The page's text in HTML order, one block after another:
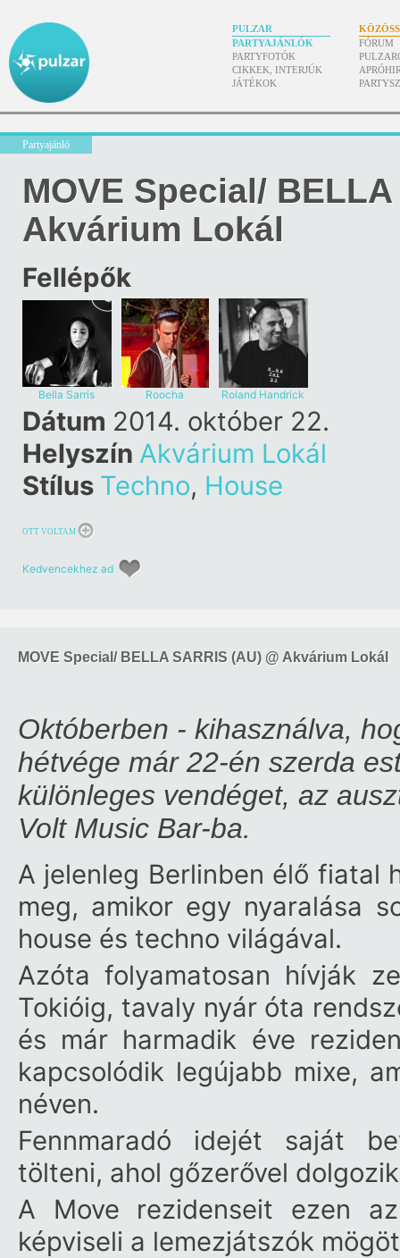
PULZAR
PARTYAJÁNLÓK
PARTYFOTÓK
CIKKEK, INTERJÚK
JÁTÉKOK
FÓRUM
Partyajánló
MOVE Special/
Akvárium Lokál
Fellépők
Bella Sarris Roocha Roland Handrick
Dátum 2014. október 22.
Helyszín Akvárium Lokál
Stílus Techno, House
OTT VOLTAM
Kedvencekhez ad
MOVE Special/ BELLA SARRIS (AU) @ Akvárium Lokál
Októberben - kihasználva,
hétvége már 22-én szerda
különleges vendéget, az
Volt Music Bar-ba.
A jelenleg Berlinben élő fiatal
meg, amikor egy nyaralása
house és techno világával.
Azóta folyamatosan hívják
Tokióig, tavaly nyár óta
és már harmadik éve
kapcsolódik legújabb mixe,
néven.
Fennmaradó idejét saját
tölteni, ahol gőzerővel
A Move rezidenseit ezen
képviseli a lemezjátszók